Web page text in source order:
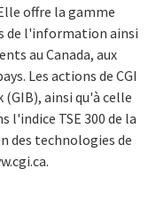
offre la gamme
de l'information ainsi
au Canada, aux
Les actions de CGI
(GIB), ainsi qu'à celle
l'indice TSE 300 de la
des technologies de